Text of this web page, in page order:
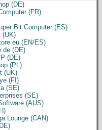
(DE)
(FR)
Bit Computer (ES)
(UK)
(EN/ES)
(DE)
(DE)
(PL)
(UK)
(FI)
(SE)
(SE)
(AUS)
Lounge (CAN)